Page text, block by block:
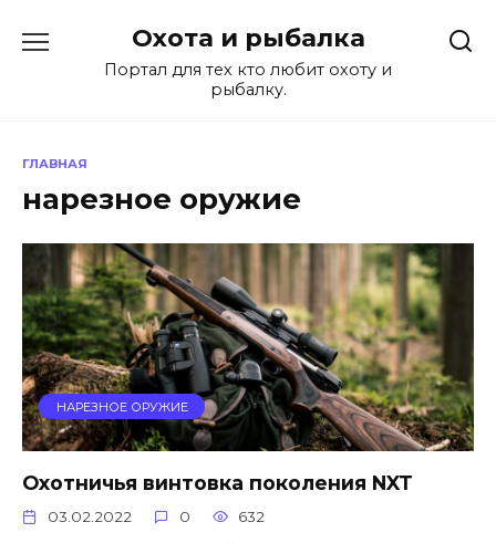
содержанию
Охота и рыбалка
Портал для тех кто любит охоту и
рыбалку.
ГЛАВНАЯ
нарезное оружие
НАРЕЗНОЕ ОРУЖИЕ
Охотничья винтовка поколения NXT
03.02.2022 0 632